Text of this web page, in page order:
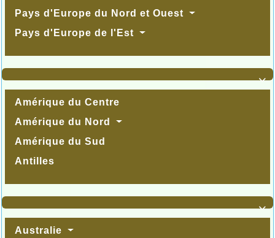
Pays d'Europe du Nord et Ouest
Pays d'Europe de l'Est

Amérique du Centre
Amérique du Nord
Amérique du Sud
Antilles

Australie